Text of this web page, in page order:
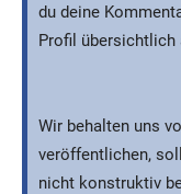
du deine
Profil übersichtlich
Wir behalten uns
veröffentlichen,
nicht konstruktiv